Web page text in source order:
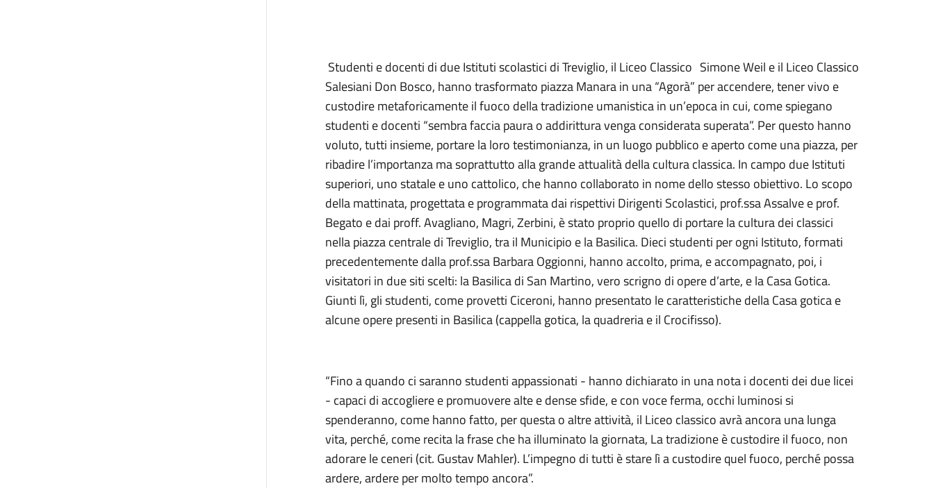
Studenti e docenti di due Istituti scolastici di Treviglio, il Liceo Classico Simone Weil e il Liceo Classico
Salesiani Don Bosco, hanno trasformato piazza Manara in una “Agorà” per accendere, tener vivo e
custodire metaforicamente il fuoco della tradizione umanistica in un’epoca in cui, come spiegano
studenti e docenti “sembra faccia paura o addirittura venga considerata superata”. Per questo hanno
voluto, tutti insieme, portare la loro testimonianza, in un luogo pubblico e aperto come una piazza, per
ribadire l’importanza ma soprattutto alla grande attualità della cultura classica. In campo due Istituti
superiori, uno statale e uno cattolico, che hanno collaborato in nome dello stesso obiettivo. Lo scopo
della mattinata, progettata e programmata dai rispettivi Dirigenti Scolastici, prof.ssa Assalve e prof.
Begato e dai proff. Avagliano, Magri, Zerbini, è stato proprio quello di portare la cultura dei classici
nella piazza centrale di Treviglio, tra il Municipio e la Basilica. Dieci studenti per ogni Istituto, formati
precedentemente dalla prof.ssa Barbara Oggionni, hanno accolto, prima, e accompagnato, poi, i
visitatori in due siti scelti: la Basilica di San Martino, vero scrigno di opere d’arte, e la Casa Gotica.
Giunti lì, gli studenti, come provetti Ciceroni, hanno presentato le caratteristiche della Casa gotica e
alcune opere presenti in Basilica (cappella gotica, la quadreria e il Crocifisso).
“Fino a quando ci saranno studenti appassionati - hanno dichiarato in una nota i docenti dei due licei
- capaci di accogliere e promuovere alte e dense sfide, e con voce ferma, occhi luminosi si
spenderanno, come hanno fatto, per questa o altre attività, il Liceo classico avrà ancora una lunga
vita, perché, come recita la frase che ha illuminato la giornata, La tradizione è custodire il fuoco, non
adorare le ceneri (cit. Gustav Mahler). L’impegno di tutti è stare lì a custodire quel fuoco, perché possa
ardere, ardere per molto tempo ancora”.